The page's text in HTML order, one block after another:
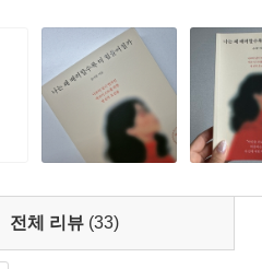
대로 쉬는 게 무엇인지 알게 해주셨
계에서 드디어 빠져나올 수 있었습
저를 함부로 대하지 않습니다. 이
서 자신만의 일상을 더욱 행복하
전체 리뷰 (33)